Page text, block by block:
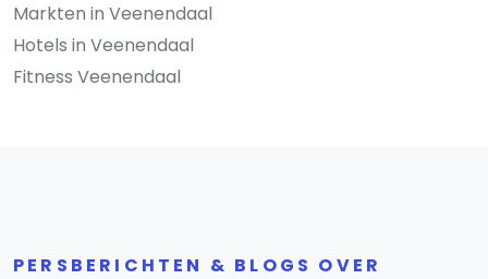
Markten in Veenendaal
Hotels in Veenendaal
Fitness Veenendaal
PERSBERICHTEN & BLOGS OVER